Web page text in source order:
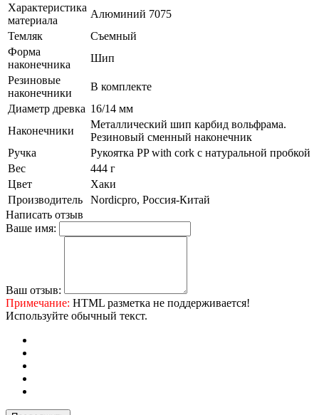
Характеристика
материала
Алюминий 7075
Темляк
Съемный
Форма
наконечника
Шип
Резиновые
наконечники
В комплекте
Диаметр древка 16/14 мм
Наконечники
Металлический шип карбид вольфрама.
Резиновый сменный наконечник
Ручка
Рукоятка PP with cork с натуральной пробкой
Вес
444 г
Цвет
Хаки
Производитель
Nordicpro, Россия-Китай
Написать отзыв
Ваше имя:
Ваш отзыв:
Примечание: HTML разметка не поддерживается!
Используйте обычный текст.